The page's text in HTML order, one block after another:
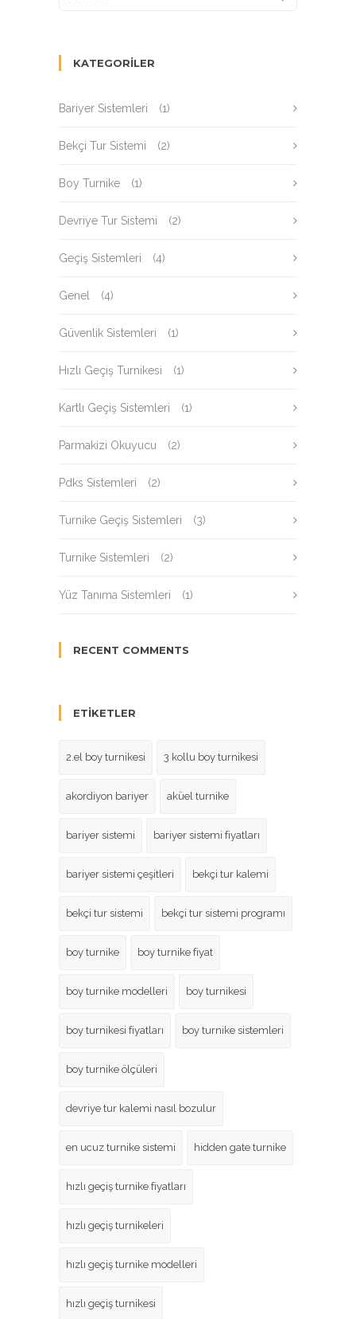
KATEGORILER
Bariyer Sistemleri (1)
Bekçi Tur Sistemi (2)
Boy Turnike (1)
Devriye Tur Sistemi (2)
Geçiş Sistemleri (4)
Genel (4)
Güvenlik Sistemleri (1)
Hızlı Geçiş Turnikesi (1)
Kartlı Geçiş Sistemleri (1)
Parmakizi Okuyucu (2)
Pdks Sistemleri (2)
Turnike Geçiş Sistemleri (3)
Turnike Sistemleri (2)
Yüz Tanıma Sistemleri (1)
RECENT COMMENTS
ETIKETLER
2.el boy turnikesi 3 kollu boy turnikesi
akordiyon bariyer aküel turnike
bariyer sistemi bariyer sistemi fiyatları
bariyer sistemi çeşitleri bekçi tur kalemi
bekçi tur sistemi bekçi tur sistemi programı
boy turnike boy turnike fiyat
boy turnike modelleri boy turnikesi
boy turnikesi fiyatları boy turnike sistemleri
boy turnike ölçüleri
devriye tur kalemi nasıl bozulur
en ucuz turnike sistemi hidden gate turnike
hızlı geçiş turnike fiyatları
hızlı geçiş turnikeleri
hızlı geçiş turnike modelleri
hızlı geçiş turnikesi